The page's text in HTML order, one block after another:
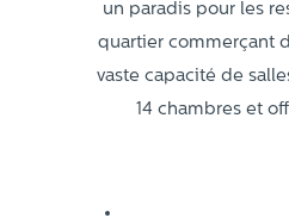
un paradis pour les
quartier commerçant
vaste capacité de
14 chambres et